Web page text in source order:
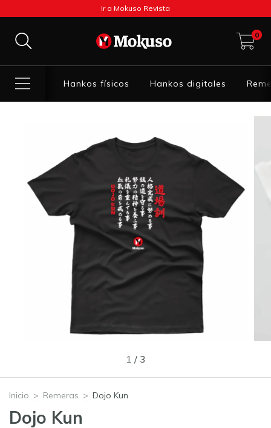
Ir a Mokuso Revista
0
Hankos físicos Hankos digitales
1 / 3
Inicio > Remeras > Dojo Kun
Dojo Kun